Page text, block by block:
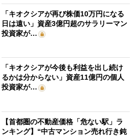
「キオクシアが再び株価10万円になる
日は遠い」資産3億円超のサラリーマン
投資家が…
「キオクシアが今後も利益を出し続け
るかは分からない」資産11億円の個人
投資家が…
【首都圏の不動産価格「危ない駅」ラ
ンキング】“中古マンション売れ行き鈍